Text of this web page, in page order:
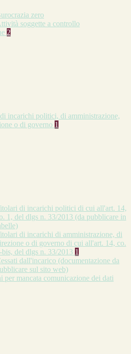
zero
soggette a controllo
2
incarichi politici, di amministrazione,
o di governo 1
di incarichi politici di cui all'art. 14,
1, del dlgs n. 33/2013 (da pubblicare in
di incarichi di amministrazione, di
o di governo di cui all'art. 14, co.
bis, del dlgs n. 33/2013 1
dall'incarico (documentazione da
sul sito web)
per mancata comunicazione dei dati